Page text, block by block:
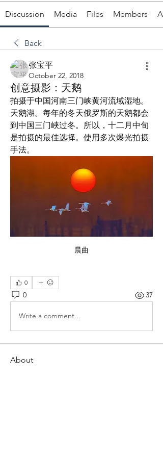
Discussion Media Files Members
Back
张宝平
October 22, 2018
创意摄影：天鹅
拍摄于中国河南三门峡黄河流域湿地。
天鹅湖。每年的冬天俄罗斯的天鹅都会
到中国三门峽过冬。所以，十二月中旬
是拍摄的最佳选择。使用多次爆光拍摄
手法。
晨曲
0
0 37
Write a comment...
About